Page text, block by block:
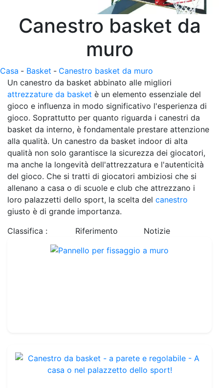
Canestro basket da
muro
Casa - Basket - Canestro basket da muro
Un canestro da basket abbinato alle migliori
attrezzature da basket è un elemento essenziale del
gioco e influenza in modo significativo l'esperienza di
gioco. Soprattutto per quanto riguarda i canestri da
basket da interno, è fondamentale prestare attenzione
alla qualità. Un canestro da basket indoor di alta
qualità non solo garantisce la sicurezza dei giocatori,
ma anche la longevità dell'attrezzatura e l'autenticità
del gioco. Che si tratti di giocatori ambiziosi che si
allenano a casa o di scuole e club che attrezzano i
loro palazzetti dello sport, la scelta del canestro
giusto è di grande importanza.
Classifica :
Riferimento Notizie